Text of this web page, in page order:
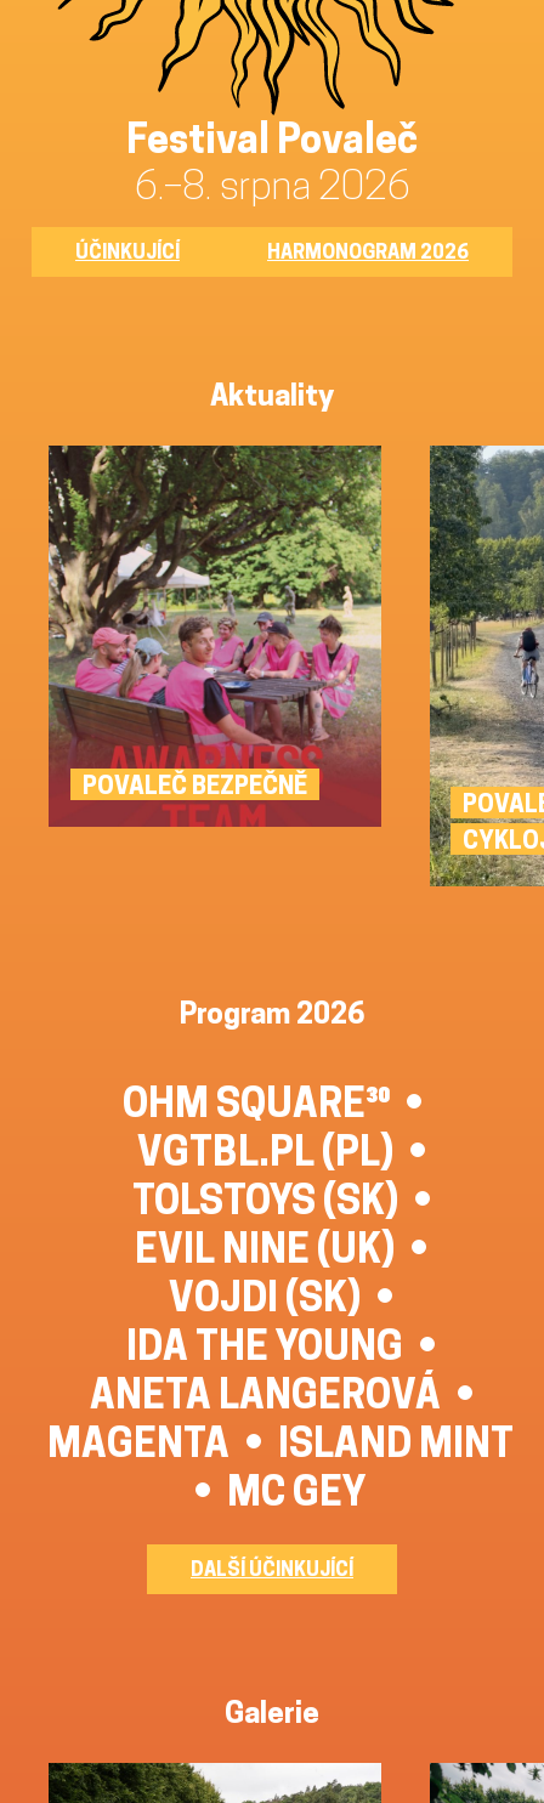
Festival Povaleč
6.–8. srpna 2026
ÚČINKUJÍCÍ HARMONOGRAM 2026
Aktuality
POVALEČ BEZPEČNĚ
Program 2026
OHM SQUARE³⁰
VGTBL.PL (PL)
TOLSTOYS (SK)
EVIL NINE (UK)
VOJDI (SK)
IDA THE YOUNG
ANETA LANGEROVÁ
MAGENTA
ISLAND MINT
MC GEY
DALŠÍ ÚČINKUJÍCÍ
Galerie